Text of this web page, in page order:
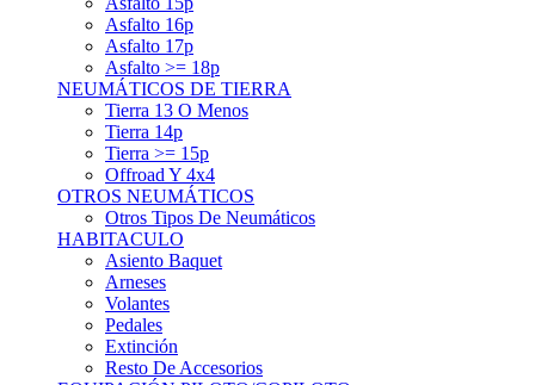
Asfalto 16p
Asfalto 17p
Asfalto >= 18p
NEUMÁTICOS DE TIERRA
Tierra 13 O Menos
Tierra 14p
Tierra >= 15p
Offroad Y 4x4
OTROS NEUMÁTICOS
Otros Tipos De Neumáticos
HABITACULO
Asiento Baquet
Arneses
Volantes
Pedales
Extinción
Resto De Accesorios